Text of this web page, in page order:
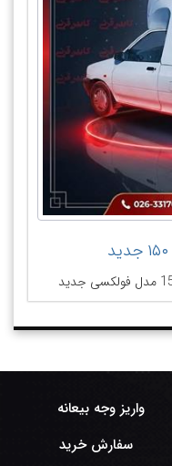
واریز وجه بیعانه
سفارش خرید